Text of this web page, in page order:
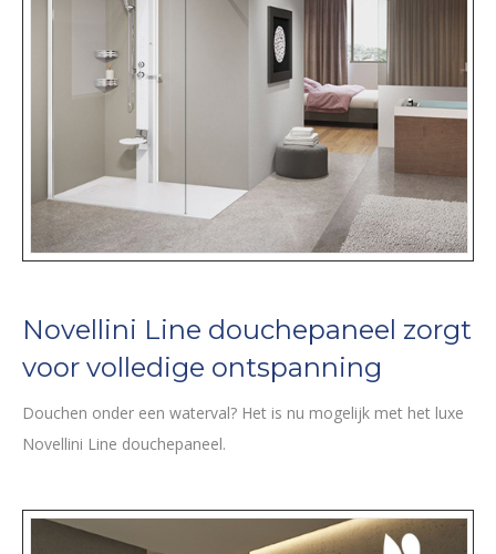
Novellini Line douchepaneel zorgt
voor volledige ontspanning
Douchen onder een waterval? Het is nu mogelijk met het luxe
Novellini Line douchepaneel.